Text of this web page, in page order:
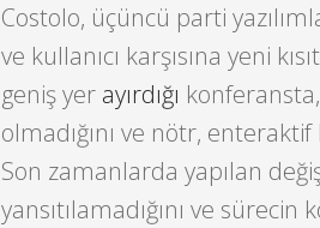
Costolo, üçüncü parti
ve kullanıcı karşısına yeni
geniş yer ayırdığı
olmadığını ve nötr,
Son zamanlarda yapılan
yansıtılamadığını ve